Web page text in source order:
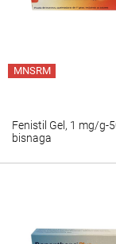
MNSRM
Fenistil Gel, 1 mg/g-
bisnaga